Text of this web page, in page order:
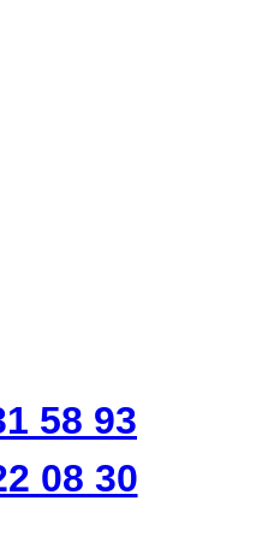
58 93
08 30